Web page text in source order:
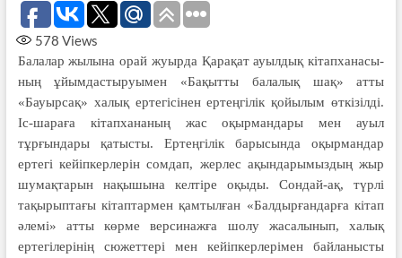
578 Views
Балалар жылына орай жуырда Қарақат ауылдық кітап­хана­сы­
ның ұйымдастыруымен «Бақытты бала­лық шақ» атты
«Бауырсақ» халық ертегі­сінен ертеңгілік қойылым өт­кізілді.
Іс-шараға кітап­хананың жас оқыр­ман­дары мен ауыл
тұрғындары қатыс­ты. Ертең­­гі­лік барысында оқыр­мандар
ертегі кейіпкерлерін сом­дап, жерлес ақындарымыздың жыр
шумақтарын нақы­шы­на келтіре оқыды. Сондай-ақ, түрлі
тақырыптағы кітаптармен қамтыл­ған «Балдырғандарға кітап
әлемі» атты көрме версинажға шолу жасалы­нып, халық
ертегілерінің сюжет­тері мен кейіпкерлерімен байланысты